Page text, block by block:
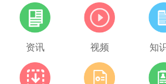
资讯 视频 知